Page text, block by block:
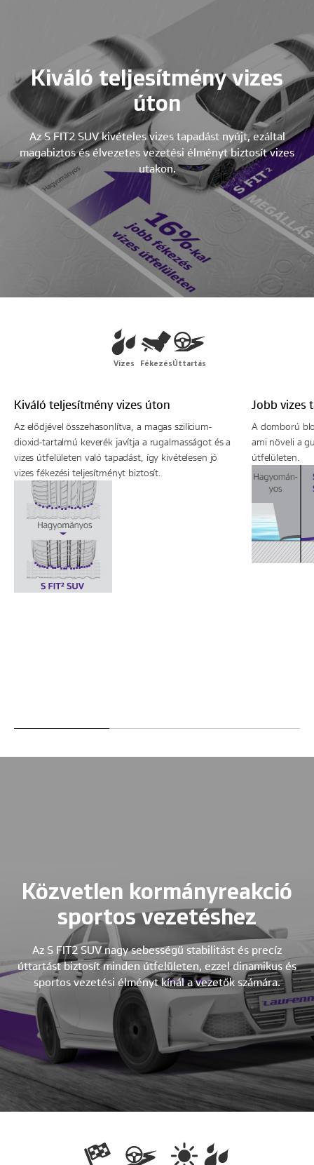
Kiváló teljesítmény vizes
úton
Az S FIT2 SUV kivételes vizes tapadást nyújt, ezáltal
magabiztos és élvezetes vezetési élményt biztosít vizes
utakon.
Vizes FékezésÚttartás
Kiváló teljesítmény vizes úton
Az elődjével összehasonlítva, a magas szilícium-
dioxid-tartalmú keverék javítja a rugalmasságot és a
vizes útfelületen való tapadást, így kivételesen jó
vizes fékezési teljesítményt biztosít.
Jobb vizes
A domború
ami növeli a
útfelületen.
Közvetlen kormányreakció
sportos vezetéshez
Az S FIT2 SUV nagy sebességű stabilitást és precíz
úttartást biztosít minden útfelületen, ezzel dinamikus és
sportos vezetési élményt kínál a vezetők számára.